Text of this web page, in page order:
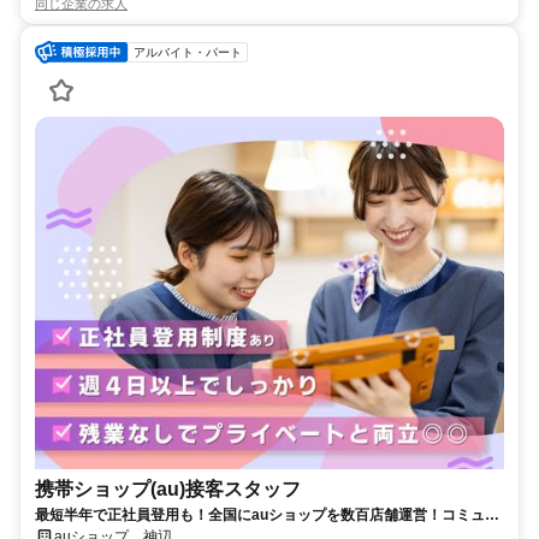
同じ企業の求人
アルバイト・パート
携帯ショップ(au)接客スタッフ
最短半年で正社員登用も！全国にauショップを数百店舗運営！コミュニ